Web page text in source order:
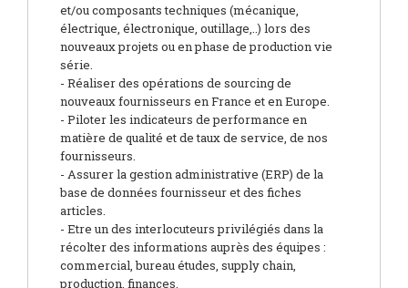
et/ou composants techniques (mécanique,
électrique, électronique, outillage,..) lors des
nouveaux projets ou en phase de production vie
série.
- Réaliser des opérations de sourcing de
nouveaux fournisseurs en France et en Europe.
- Piloter les indicateurs de performance en
matière de qualité et de taux de service, de nos
fournisseurs.
- Assurer la gestion administrative (ERP) de la
base de données fournisseur et des fiches
articles.
- Etre un des interlocuteurs privilégiés dans la
récolter des informations auprès des équipes :
commercial, bureau études, supply chain,
production, finances.